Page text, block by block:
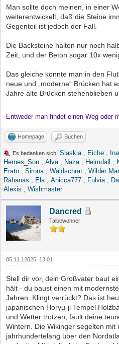
Man sollte doch meinen, in einer
weiterentwickelt, daß die Steine
Gegenteil ist jedoch der Fall.
Die Backsteine halten nur noch
Zeit, und der Beton sogar 10x
Das gleiche konnte man in den
neue und „moderne“ Brücken hat
Jahre alte Brücken stehenblieben
Entweder man findet einen Weg oder
Homepage Suchen
Es bedanken sich: Slaskia Eiche
Hernes_Son
Alva Naza Heimdall
Erato
Sirona Waldschrat Wilder
Rahanas
Ela Anicca777 Fulvia
Alexis
Wishmaster
Dancred
Talbewohner
05.11.12025, 13:01
Stell dir vor, dein Großvater baut
hält - du baust einen mit
Jahren. Klingt verrückt? Das ist
japanischen Horyu-ji Tempel
und Wetter trotzen, fault deine
Wintern. Die Wikinger segelten mit
jahrhundertelang über den